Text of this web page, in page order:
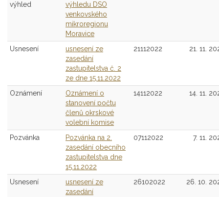
výhled
výhledu DSO
venkovského
mikroregionu
Moravice
Usnesení
usnesení ze
zasedání
zastupitelstva č. 2
ze dne 15.11.2022
21112022 21. 11.
Oznámení
Oznámení o
stanovení počtu
členů okrskové
volební komise
14112022 14. 11.
Pozvánka
Pozvánka na 2.
zasedání obecního
zastupitelstva dne
15.11.2022
07112022 7. 11.
Usnesení
usnesení ze
zasedání
26102022 26. 10.